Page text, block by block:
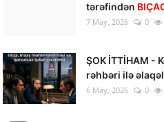
tərəfindən
7 May, 2026 0
ŞOK İTTİHAM -
rəhbəri ilə
6 May, 2026 0